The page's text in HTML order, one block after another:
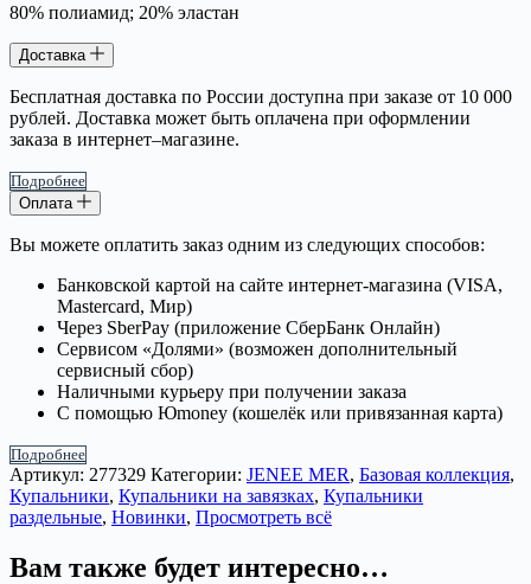
80% полиамид; 20% эластан
Доставка
Бесплатная доставка по России доступна при заказе от 10 000
рублей. Доставка может быть оплачена при оформлении
заказа в интернет–магазине.
Подробнее
Оплата
Вы можете оплатить заказ одним из следующих способов:
Банковской картой на сайте интернет-магазина (VISA,
Mastercard, Мир)
Через SberPay (приложение СберБанк Онлайн)
Сервисом «Долями» (возможен дополнительный
сервисный сбор)
Наличными курьеру при получении заказа
С помощью Юmoney (кошелёк или привязанная карта)
Подробнее
Артикул: 277329 Категории: JENEE MER, Базовая коллекция,
Купальники, Купальники на завязках, Купальники
раздельные, Новинки, Просмотреть всё
Вам также будет интересно…